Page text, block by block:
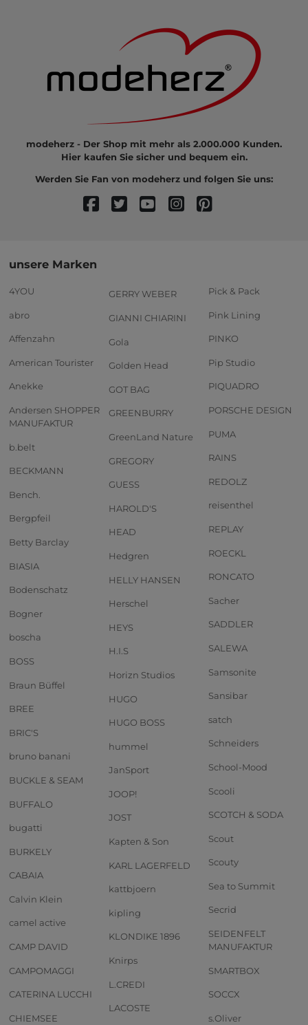
modeherz - Der Shop mit mehr als 2.000.000 Kunden.
Hier kaufen Sie sicher und bequem ein.
Werden Sie Fan von modeherz und folgen Sie uns:
unsere Marken
4YOU
abro
Affenzahn
American Tourister
Anekke
Andersen SHOPPER
MANUFAKTUR
b.belt
BECKMANN
Bench.
Bergpfeil
Betty Barclay
BIASIA
Bodenschatz
Bogner
boscha
BOSS
Braun Büffel
BREE
BRIC'S
bruno banani
BUCKLE & SEAM
BUFFALO
bugatti
BURKELY
CABAIA
Calvin Klein
camel active
CAMP DAVID
CAMPOMAGGI
CATERINA LUCCHI
CHIEMSEE
GERRY WEBER
GIANNI CHIARINI
Gola
Golden Head
GOT BAG
GREENBURRY
GreenLand Nature
GREGORY
GUESS
HAROLD'S
HEAD
Hedgren
HELLY HANSEN
Herschel
HEYS
H.I.S
Horizn Studios
HUGO
HUGO BOSS
hummel
JanSport
JOOP!
JOST
Kapten & Son
KARL LAGERFELD
kattbjoern
kipling
KLONDIKE 1896
Knirps
L.CREDI
LACOSTE
Pick & Pack
Pink Lining
PINKO
Pip Studio
PIQUADRO
PORSCHE DESIGN
PUMA
RAINS
REDOLZ
reisenthel
REPLAY
ROECKL
RONCATO
Sacher
SADDLER
SALEWA
Samsonite
Sansibar
satch
Schneiders
School-Mood
Scooli
SCOTCH & SODA
Scout
Scouty
Sea to Summit
Secrid
SEIDENFELT
MANUFAKTUR
SMARTBOX
SOCCX
s.Oliver